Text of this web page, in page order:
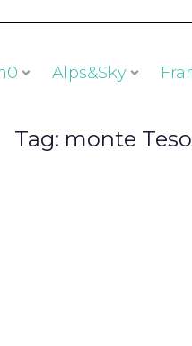
Alps&Sky
Tag: monte